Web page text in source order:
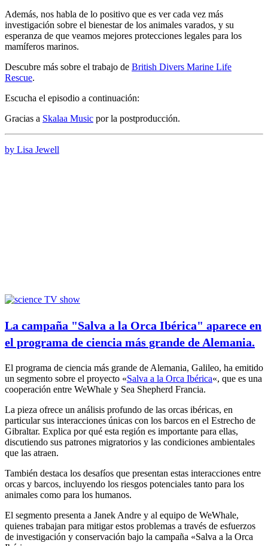
Además, nos habla de lo positivo que es ver cada vez más
investigación sobre el bienestar de los animales varados, y su
esperanza de que veamos mejores protecciones legales para los
mamíferos marinos.
Descubre más sobre el trabajo de British Divers Marine Life
Rescue.
Escucha el episodio a continuación:
Gracias a Skalaa Music por la postproducción.
by Lisa Jewell
La campaña "Salva a la Orca Ibérica" aparece en
el programa de ciencia más grande de Alemania.
El programa de ciencia más grande de Alemania, Galileo, ha emitido
un segmento sobre el proyecto «Salva a la Orca Ibérica«, que es una
cooperación entre WeWhale y Sea Shepherd Francia.
La pieza ofrece un análisis profundo de las orcas ibéricas, en
particular sus interacciones únicas con los barcos en el Estrecho de
Gibraltar. Explica por qué esta región es importante para ellas,
discutiendo sus patrones migratorios y las condiciones ambientales
que las atraen.
También destaca los desafíos que presentan estas interacciones entre
orcas y barcos, incluyendo los riesgos potenciales tanto para los
animales como para los humanos.
El segmento presenta a Janek Andre y al equipo de WeWhale,
quienes trabajan para mitigar estos problemas a través de esfuerzos
de investigación y conservación bajo la campaña «Salva a la Orca